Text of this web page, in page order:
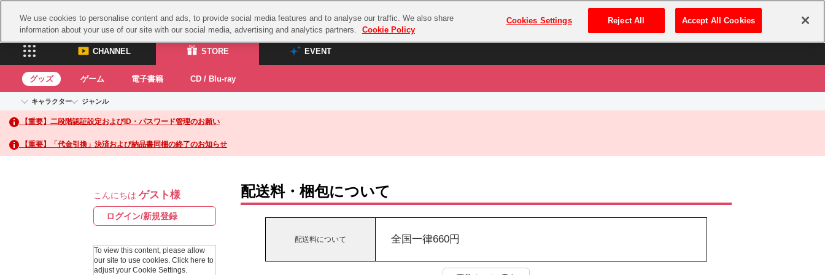
プレミアム会員とは ログイン・新規登録
CHANNEL STORE EVENT
CHANNEL
ASOBI CHANNEL TOP
STORE
ASOBI STORE TOP
グッズ
EVENT
ASOBI STAGE
グッズ ゲーム 電子書籍 CD / Blu-ray
キャラクター
アイドルマスターシリーズ
アイドルマスター
アイドルマスター シンデレラガールズ
アイドルマスター シャイニーカラーズ
学園アイドルマスター
プロジェクトアイマス ヴイアライヴ
テイルズ オブ シリーズ
ナムコクラシック
スサノオマジック
ガンダムシリーズ
ラブライブ！サンシャイン‼
アイドリッシュセブン
ジャンル
イベントグッズ
トイ・ホビー
【重要】二段階認証設定およびID・パスワード管理のお願い
【重要】「代金引換」決済および納品書同梱の終了のお知らせ
こんにちは ゲスト様
ログイン/新規登録
To view this content, please allow
our site to use cookies. Click here to
adjust your Cookie Settings.
配送料・梱包について
配送料について 全国一律660円
We use cookies to personalise content and ads, to provide social media features and to analyse our traffic. We also share
information about your use of our site with our social media, advertising and analytics partners.
Cookie Policy
Cookies Settings Reject All Accept All Cookies